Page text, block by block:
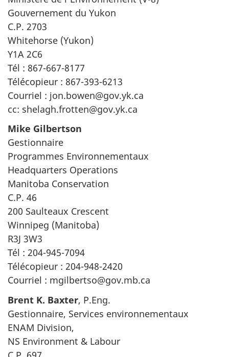
Gouvernement du Yukon
C.P. 2703
Whitehorse (Yukon)
Y1A 2C6
Tél : 867-667-8177
Télécopieur : 867-393-6213
Courriel : jon.bowen@gov.yk.ca
cc: shelagh.frotten@gov.yk.ca
Mike Gilbertson
Gestionnaire
Programmes Environnementaux
Headquarters Operations
Manitoba Conservation
C.P. 46
200 Saulteaux Crescent
Winnipeg (Manitoba)
R3J 3W3
Tél : 204-945-7094
Télécopieur : 204-948-2420
Courriel : mgilbertso@gov.mb.ca
Brent K. Baxter, P.Eng.
Gestionnaire, Services environnementaux
ENAM Division,
NS Environment & Labour